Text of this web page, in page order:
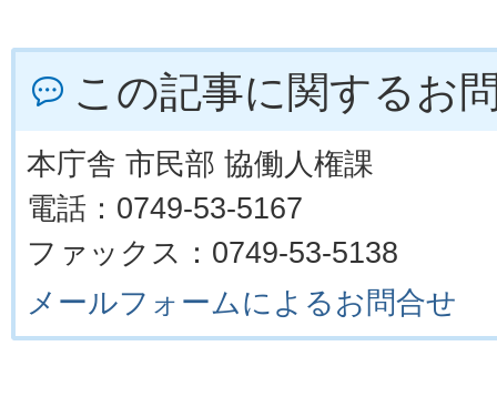
この記事に関するお
本庁舎 市民部 協働人権課
電話：0749-53-5167
ファックス：0749-53-5138
メールフォームによるお問合せ